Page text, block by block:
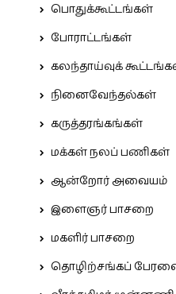
பொதுக்கூட்டங்கள்
போராட்டங்கள்
கலந்தாய்வுக்
நினைவேந்தல்கள்
கருத்தரங்கங்கள்
மக்கள் நலப் பணிகள்
ஆன்றோர் அவையம்
இளைஞர் பாசறை
மகளிர் பாசறை
தொழிற்சங்கப்